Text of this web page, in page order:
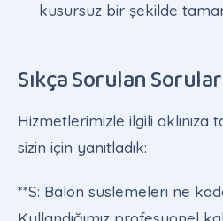
kusursuz bir şekilde
Sıkça Sorulan Sorular
Hizmetlerimizle ilgili aklınıza
sizin için yanıtladık:
**S: Balon süslemeleri ne